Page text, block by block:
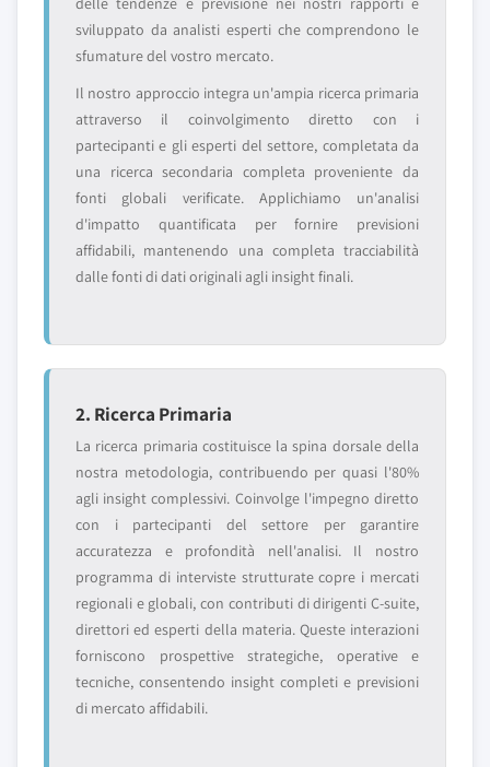
sviluppato da analisti esperti che comprendono le
sfumature del vostro mercato.
Il nostro approccio integra un'ampia ricerca primaria
attraverso il coinvolgimento diretto con i
partecipanti e gli esperti del settore, completata da
una ricerca secondaria completa proveniente da
fonti globali verificate. Applichiamo un'analisi
d'impatto quantificata per fornire previsioni
affidabili, mantenendo una completa tracciabilità
dalle fonti di dati originali agli insight finali.
2. Ricerca Primaria
La ricerca primaria costituisce la spina dorsale della
nostra metodologia, contribuendo per quasi l'80%
agli insight complessivi. Coinvolge l'impegno diretto
con i partecipanti del settore per garantire
accuratezza e profondità nell'analisi. Il nostro
programma di interviste strutturate copre i mercati
regionali e globali, con contributi di dirigenti C-suite,
direttori ed esperti della materia. Queste interazioni
forniscono prospettive strategiche, operative e
tecniche, consentendo insight completi e previsioni
di mercato affidabili.